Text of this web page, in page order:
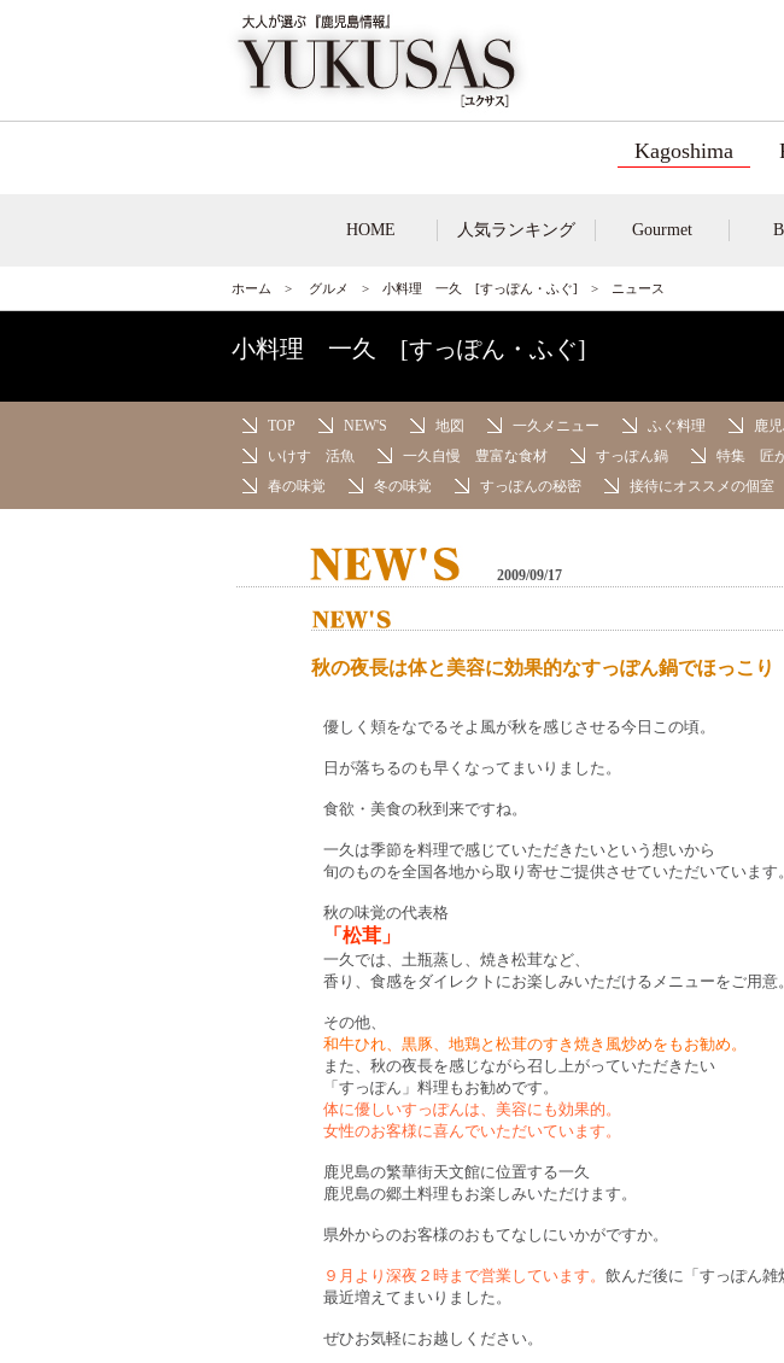
Kagoshima
HOME 人気ランキング Gourmet
ホーム > グルメ > 小料理 一久 [すっぽん・ふぐ] > ニュース
小料理 一久 [すっぽん・ふぐ]
TOP NEW'S 地図 一久メニュー ふぐ料理 鹿
いけす 活魚
一久自慢 豊富な食材 すっぽん鍋 特集 匠
春の味覚
冬の味覚 すっぽんの秘密 接待にオススメの個室
2009/09/17
秋の夜長は体と美容に効果的なすっぽん鍋でほっこり
優しく頬をなでるそよ風が秋を感じさせる今日この頃。
日が落ちるのも早くなってまいりました。
食欲・美食の秋到来ですね。
一久は季節を料理で感じていただきたいという想いから
旬のものを全国各地から取り寄せご提供させていただいています。
秋の味覚の代表格
「松茸」
一久では、土瓶蒸し、焼き松茸など、
香り、食感をダイレクトにお楽しみいただけるメニューをご用意。
その他、
和牛ひれ、黒豚、地鶏と松茸のすき焼き風炒めをもお勧め。
また、秋の夜長を感じながら召し上がっていただきたい
「すっぽん」料理もお勧めです。
体に優しいすっぽんは、美容にも効果的。
女性のお客様に喜んでいただいています。
鹿児島の繁華街天文館に位置する一久
鹿児島の郷土料理もお楽しみいただけます。
県外からのお客様のおもてなしにいかがですか。
９月より深夜２時まで営業しています。飲んだ後に「すっぽん雑
最近増えてまいりました。
ぜひお気軽にお越しください。